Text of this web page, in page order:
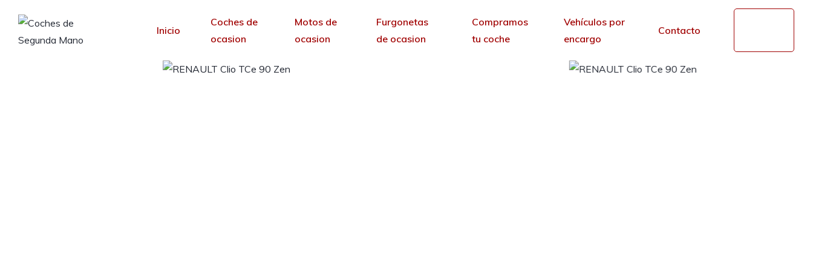
Inicio
Coches de
ocasion
Motos de
ocasion
Furgonetas
de ocasion
Compramos
tu coche
Vehículos por
encargo
Contacto